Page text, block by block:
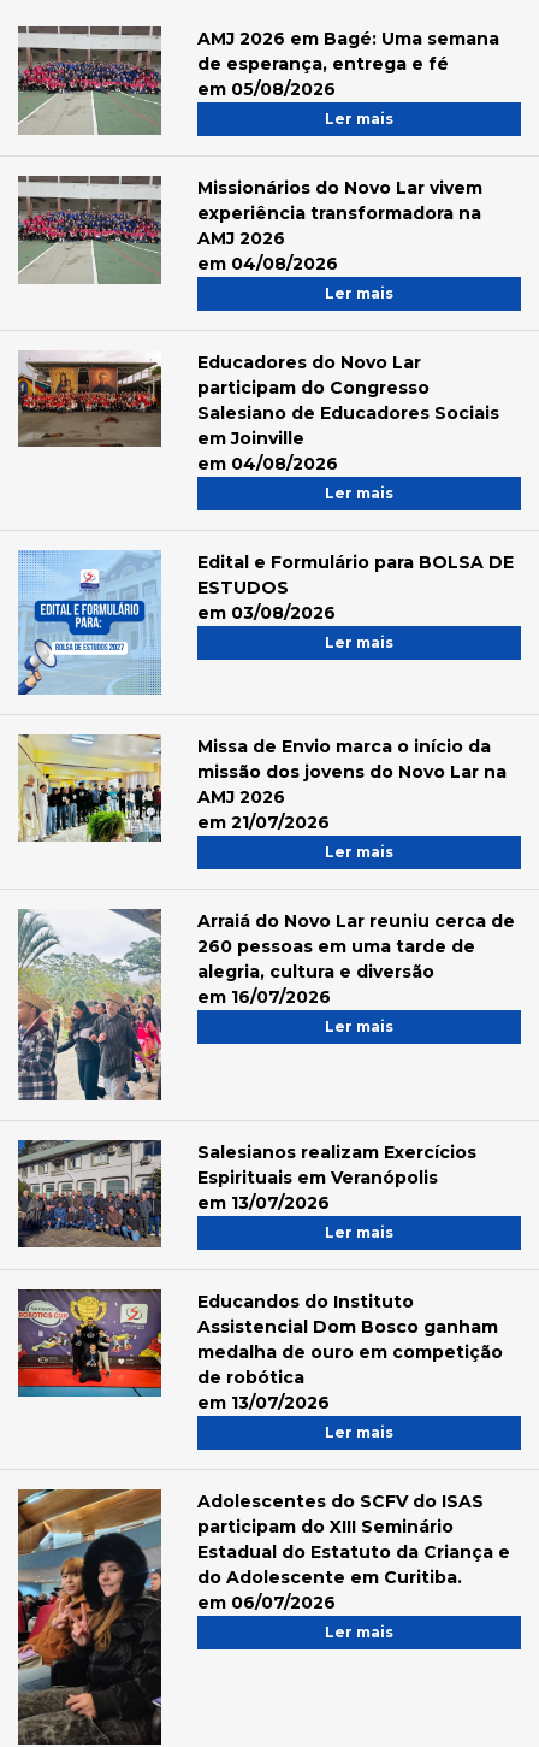
AMJ 2026 em Bagé: Uma semana
de esperança, entrega e fé
em 05/08/2026
Ler mais
Missionários do Novo Lar vivem
experiência transformadora na
AMJ 2026
em 04/08/2026
Ler mais
Educadores do Novo Lar
participam do Congresso
Salesiano de Educadores Sociais
em Joinville
em 04/08/2026
Ler mais
Edital e Formulário para BOLSA DE
ESTUDOS
em 03/08/2026
Ler mais
Missa de Envio marca o início da
missão dos jovens do Novo Lar na
AMJ 2026
em 21/07/2026
Ler mais
Arraiá do Novo Lar reuniu cerca de
260 pessoas em uma tarde de
alegria, cultura e diversão
em 16/07/2026
Ler mais
Salesianos realizam Exercícios
Espirituais em Veranópolis
em 13/07/2026
Ler mais
Educandos do Instituto
Assistencial Dom Bosco ganham
medalha de ouro em competição
de robótica
em 13/07/2026
Ler mais
Adolescentes do SCFV do ISAS
participam do XIII Seminário
Estadual do Estatuto da Criança e
do Adolescente em Curitiba.
em 06/07/2026
Ler mais